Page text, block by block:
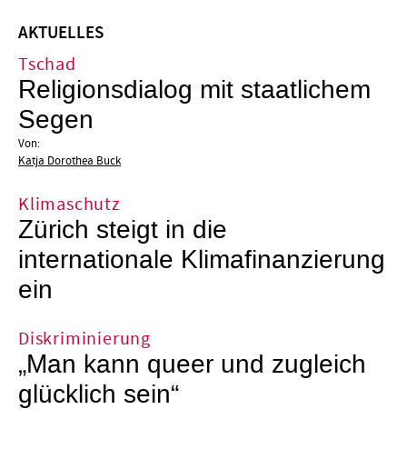
AKTUELLES
Tschad
Religionsdialog mit staatlichem
Segen
Von:
Katja Dorothea Buck
Klimaschutz
Zürich steigt in die
internationale Klimafinanzierung
ein
Diskriminierung
„Man kann queer und zugleich
glücklich sein“